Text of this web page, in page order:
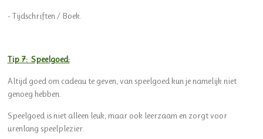
- Tijdschriften / Boek.
Tip 7: Speelgoed:
Altijd goed om cadeau te geven, van speelgoed kun je namelijk niet
genoeg hebben.
Speelgoed is niet alleen leuk, maar ook leerzaam en zorgt voor
urenlang speelplezier.